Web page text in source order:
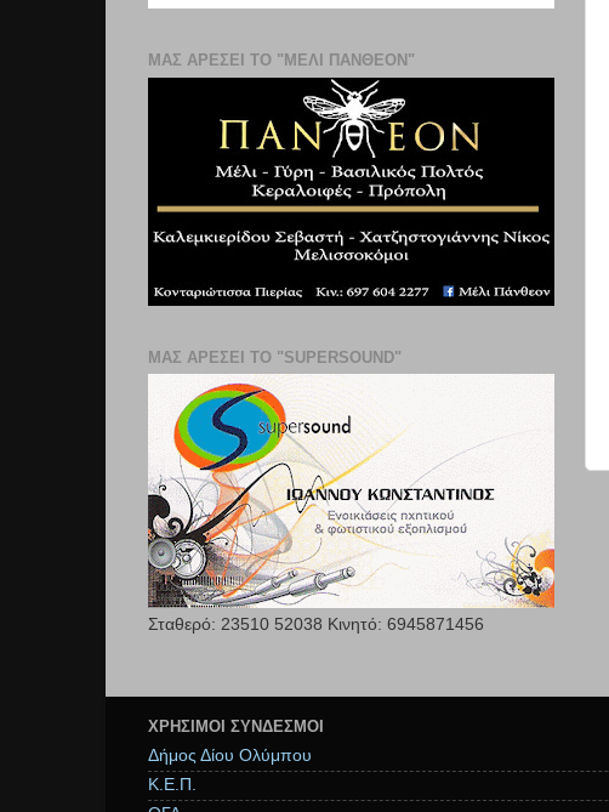
ΜΑΣ ΑΡΕΣΕΙ ΤΟ "ΜΕΛΙ ΠΑΝΘΕΟΝ"
ΜΑΣ ΑΡΕΣΕΙ ΤΟ "SUPERSOUND"
Σταθερό: 23510 52038 Κινητό: 6945871456
ΧΡΉΣΙΜΟΙ ΣΥΝΔΕΣΜΟΙ
Δήμος Δίου Ολύμπου
Κ.Ε.Π.